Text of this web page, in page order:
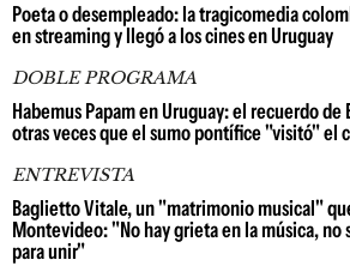
Poeta o desempleado: la tragicomedia
en streaming y llegó a los cines en Uruguay
DOBLE PROGRAMA
Habemus Papam en Uruguay: el recuerdo de
otras veces que el sumo pontífice "visitó" el
ENTREVISTA
Baglietto Vitale, un "matrimonio musical"
Montevideo: "No hay grieta en la música, no
para unir"